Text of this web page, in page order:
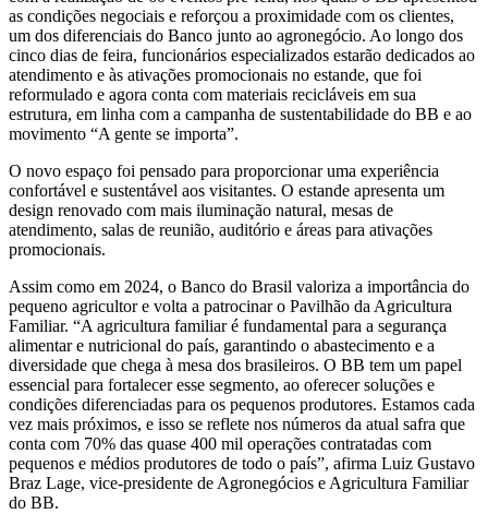
as condições negociais e reforçou a proximidade com os clientes,
um dos diferenciais do Banco junto ao agronegócio. Ao longo dos
cinco dias de feira, funcionários especializados estarão dedicados ao
atendimento e às ativações promocionais no estande, que foi
reformulado e agora conta com materiais recicláveis em sua
estrutura, em linha com a campanha de sustentabilidade do BB e ao
movimento “A gente se importa”.
O novo espaço foi pensado para proporcionar uma experiência
confortável e sustentável aos visitantes. O estande apresenta um
design renovado com mais iluminação natural, mesas de
atendimento, salas de reunião, auditório e áreas para ativações
promocionais.
Assim como em 2024, o Banco do Brasil valoriza a importância do
pequeno agricultor e volta a patrocinar o Pavilhão da Agricultura
Familiar. “A agricultura familiar é fundamental para a segurança
alimentar e nutricional do país, garantindo o abastecimento e a
diversidade que chega à mesa dos brasileiros. O BB tem um papel
essencial para fortalecer esse segmento, ao oferecer soluções e
condições diferenciadas para os pequenos produtores. Estamos cada
vez mais próximos, e isso se reflete nos números da atual safra que
conta com 70% das quase 400 mil operações contratadas com
pequenos e médios produtores de todo o país”, afirma Luiz Gustavo
Braz Lage, vice-presidente de Agronegócios e Agricultura Familiar
do BB.